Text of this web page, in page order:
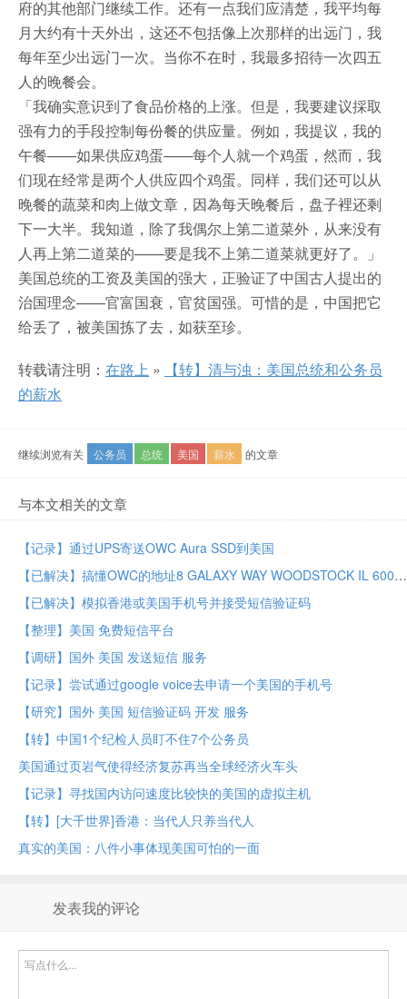
府的其他部门继续工作。还有一点我们应清楚，我平均每
月大约有十天外出，这还不包括像上次那样的出远门，我
每年至少出远门一次。当你不在时，我最多招待一次四五
人的晚餐会。
「我确实意识到了食品价格的上涨。但是，我要建议採取
强有力的手段控制每份餐的供应量。例如，我提议，我的
午餐——如果供应鸡蛋——每个人就一个鸡蛋，然而，我
们现在经常是两个人供应四个鸡蛋。同样，我们还可以从
晚餐的蔬菜和肉上做文章，因為每天晚餐后，盘子裡还剩
下一大半。我知道，除了我偶尔上第二道菜外，从来没有
人再上第二道菜的——要是我不上第二道菜就更好了。」
美国总统的工资及美国的强大，正验证了中国古人提出的
治国理念——官富国衰，官贫国强。可惜的是，中国把它
给丢了，被美国拣了去，如获至珍。
转载请注明： 在路上 »
【转】清与浊：美国总统和公务员
的薪水
继续浏览有关 公务员 总统 美国 薪水 的文章
与本文相关的文章
【记录】通过UPS寄送OWC Aura SSD到美国
【已解决】搞懂OWC的地址8 GALAXY WAY WOODSTOCK IL 60098中的City和State以及邮编如何填写
【已解决】模拟香港或美国手机号并接受短信验证码
【整理】美国 免费短信平台
【调研】国外 美国 发送短信 服务
【记录】尝试通过google voice去申请一个美国的手机号
【研究】国外 美国 短信验证码 开发 服务
【转】中国1个纪检人员盯不住7个公务员
美国通过页岩气使得经济复苏再当全球经济火车头
【记录】寻找国内访问速度比较快的美国的虚拟主机
【转】[大千世界]香港：当代人只养当代人
真实的美国：八件小事体现美国可怕的一面
发表我的评论